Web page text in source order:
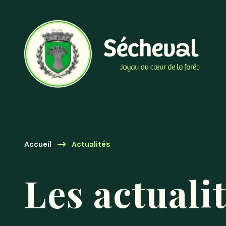
Accueil Actualités
Les